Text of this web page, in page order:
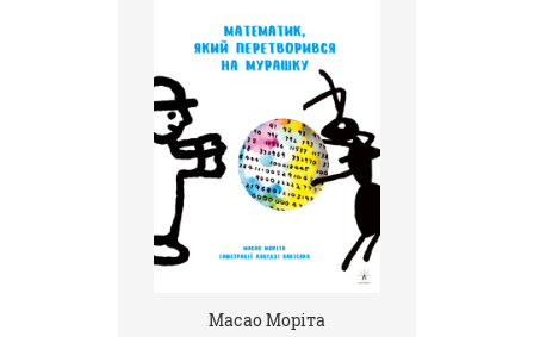
Масао Моріта